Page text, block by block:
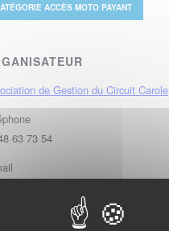
ACCÈS MOTO PAYANT
de Gestion du Circuit Carole
63 73 54
le site Organisateur